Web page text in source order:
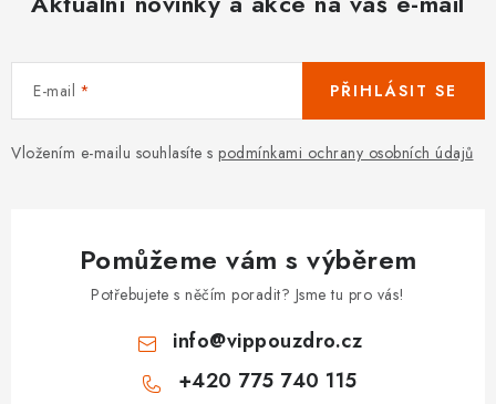
E-mail
Vložením e-mailu souhlasíte s podmínkami ochrany osobních údajů
PŘIHLÁSIT SE
Pomůžeme vám s výběrem
Potřebujete s něčím poradit? Jsme tu pro vás!
info@vippouzdro.cz
+420 775 740 115